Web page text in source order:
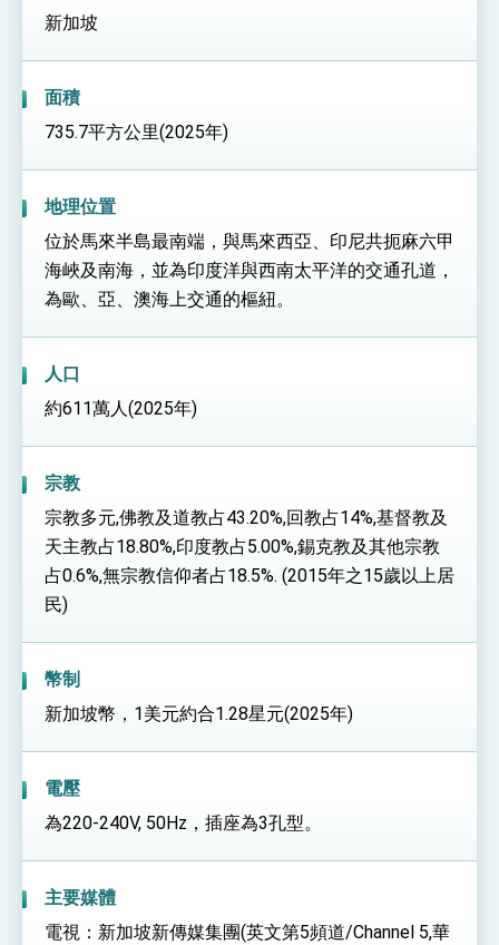
命運
變局中 奮起的新臺灣 總統發表國慶演說
賴總統就職演說影片
總統重要談話
新加坡
面積
735.7平方公里(2025年)
地理位置
位於馬來半島最南端，與馬來西亞、印尼共扼麻六甲
海峽及南海，並為印度洋與西南太平洋的交通孔道，
為歐、亞、澳海上交通的樞紐。
人口
約611萬人(2025年)
宗教
宗教多元,佛教及道教占43.20%,回教占14%,基督教及
天主教占18.80%,印度教占5.00%,錫克教及其他宗教
占0.6%,無宗教信仰者占18.5%. (2015年之15歲以上居
民)
幣制
新加坡幣，1美元約合1.28星元(2025年)
電壓
為220-240V, 50Hz，插座為3孔型。
主要媒體
電視：新加坡新傳媒集團(英文第5頻道/Channel 5,華